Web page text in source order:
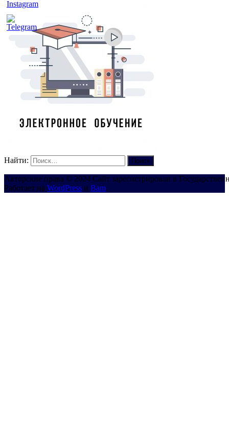
Set
Youtube
Channel
Найти:
Авторские права © 2024 Сайт зарегистрирован в
Работает на WordPress и Bam.